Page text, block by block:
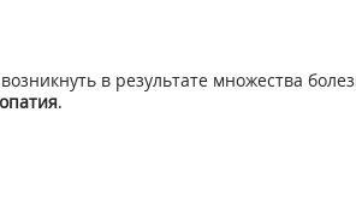
в результате множества
.